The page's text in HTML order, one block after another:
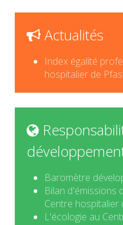
Actualités
Index égalité
hospitalier de
Baromètre
Bilan d'émissions
Centre hospitalier
L'écologie au